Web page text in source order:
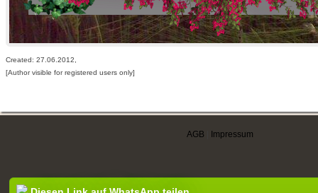
Created: 27.06.2012,
[Author visible for registered users only]
AGB Impressum